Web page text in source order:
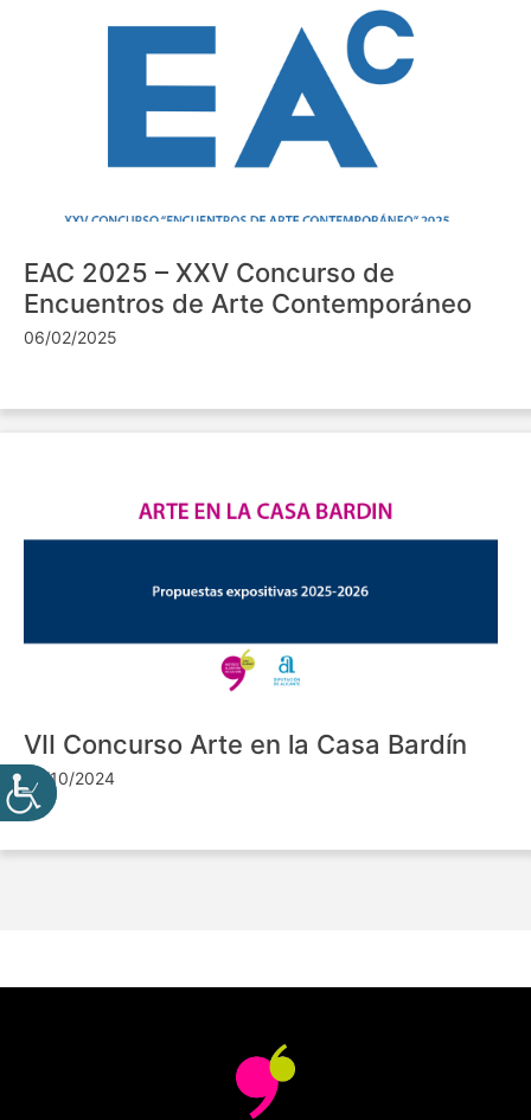
EAC 2025 – XXV Concurso de
Encuentros de Arte Contemporáneo
06/02/2025
VII Concurso Arte en la Casa Bardín
24/10/2024